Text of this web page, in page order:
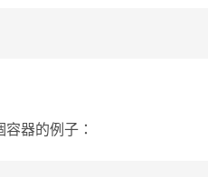
器的例子：